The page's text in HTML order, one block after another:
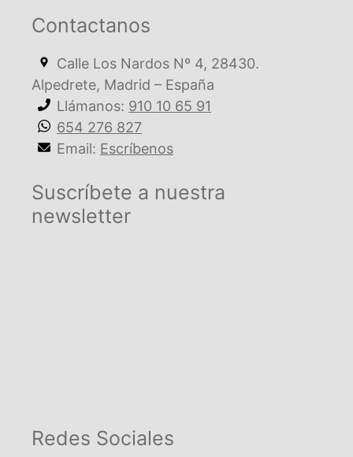
Contactanos
Calle Los Nardos Nº 4, 28430.
Alpedrete, Madrid – España
Llámanos: 910 10 65 91
654 276 827
Email: Escríbenos
Suscríbete a nuestra
newsletter
Redes Sociales